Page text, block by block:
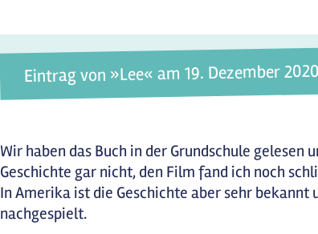
Eintrag von »Lee« am 19. Dezember 2020
Wir haben das Buch in der Grundschule gelesen
Geschichte gar nicht, den Film fand ich noch
In Amerika ist die Geschichte aber sehr
nachgespielt.